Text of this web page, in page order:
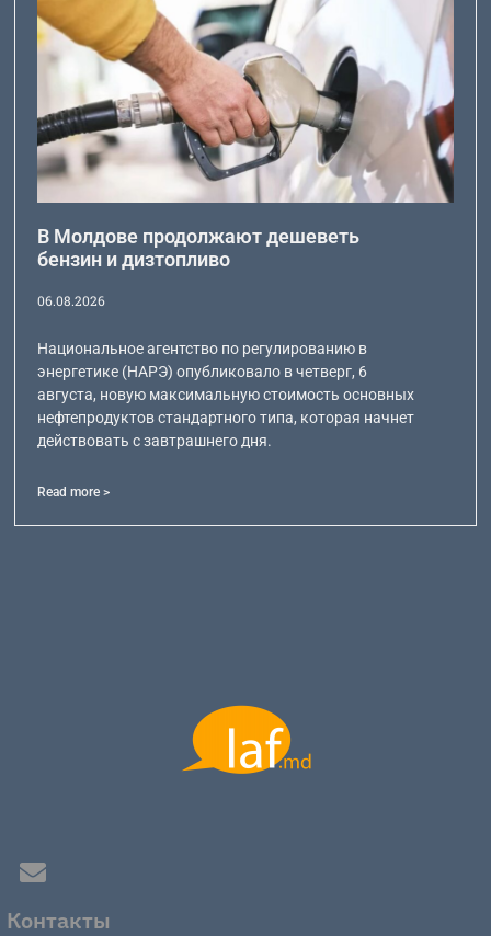
В Молдове продолжают дешеветь
бензин и дизтопливо
06.08.2026
Национальное агентство по регулированию в
энергетике (НАРЭ) опубликовало в четверг, 6
августа, новую максимальную стоимость основных
нефтепродуктов стандартного типа, которая начнет
действовать с завтрашнего дня.
Read more >
Контакты